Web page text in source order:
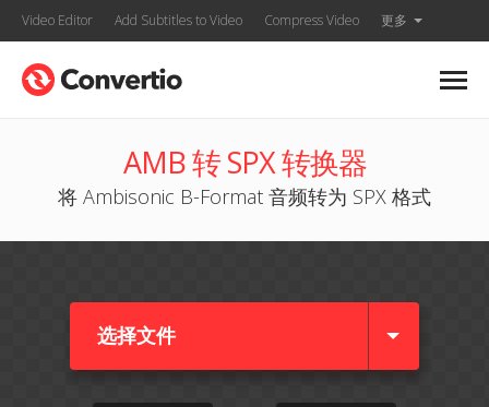
Video Editor Add Subtitles to Video Compress Video 更多
AMB 转 SPX 转换器
将 Ambisonic B-Format 音频转为 SPX 格式
选择文件